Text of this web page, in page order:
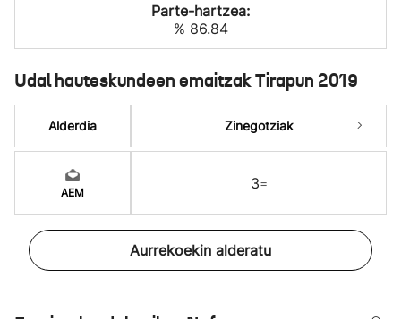
Parte-hartzea:
% 86.84
Udal hauteskundeen emaitzak Tirapun 2019
Alderdia
AEM
Zinegotziak
3=
Aurrekoekin alderatu